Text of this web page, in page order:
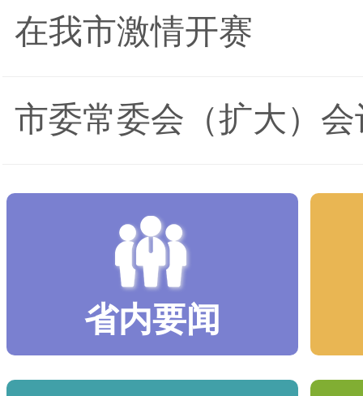
在我市激情开赛
市委常委会（扩大）
省内要闻